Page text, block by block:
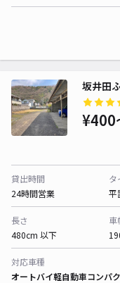
坂井田
¥400
貸出時間
24時間営業
タ
平
長さ
480cm 以下
車
対応車種
オートバイ軽自動車コンパ